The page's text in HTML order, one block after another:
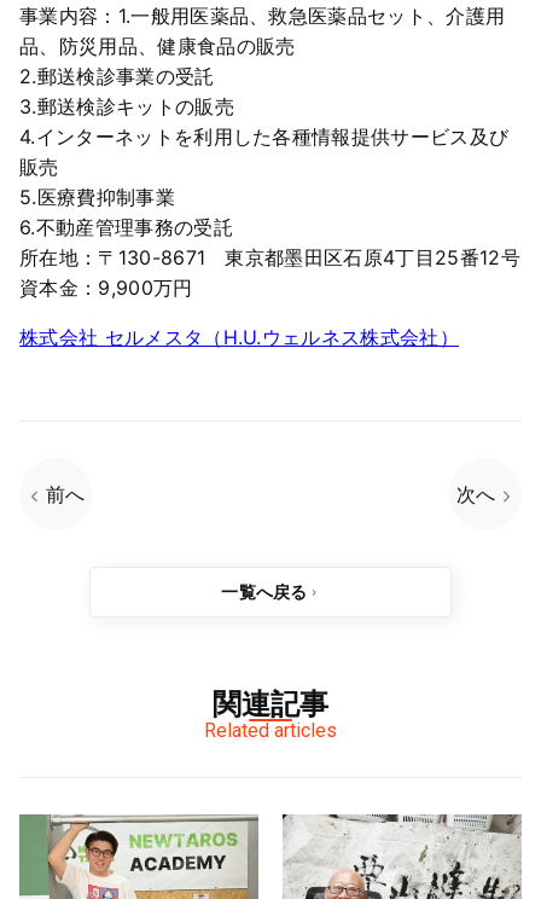
事業内容：1.一般用医薬品、救急医薬品セット、介護用
品、防災用品、健康食品の販売
2.郵送検診事業の受託
3.郵送検診キットの販売
4.インターネットを利用した各種情報提供サービス及び
販売
5.医療費抑制事業
6.不動産管理事務の受託
所在地：〒130-8671 東京都墨田区石原4丁目25番12号
資本金：9,900万円
株式会社 セルメスタ（H.U.ウェルネス株式会社）
前へ 次へ
一覧へ戻る
関連記事
Related articles